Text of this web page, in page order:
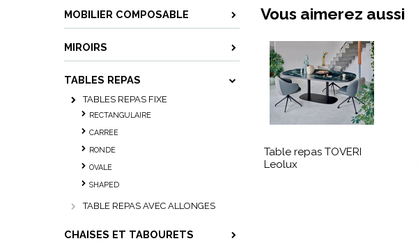
MOBILIER COMPOSABLE
MIROIRS
TABLES REPAS
TABLES REPAS FIXE
RECTANGULAIRE
CARREE
RONDE
OVALE
SHAPED
TABLE REPAS AVEC ALLONGES
CHAISES ET TABOURETS
Vous aimerez aussi
Table repas TOVERI
Leolux